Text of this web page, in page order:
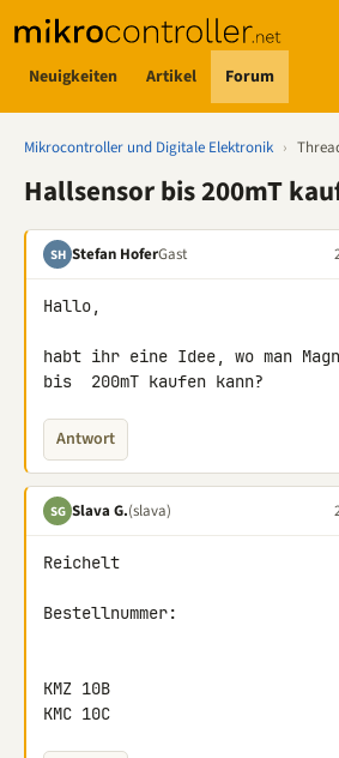
Neuigkeiten Artikel Forum
Mikrocontroller und Digitale Elektronik ›
Hallsensor bis 200mT
SH Stefan HoferGast
Hallo,
habt ihr eine Idee, wo man
bis  200mT kaufen kann?
Antwort
SG Slava G.(slava)
Reichelt
Bestellnummer:
KMZ 10B
KMC 10C